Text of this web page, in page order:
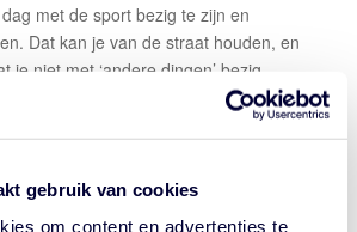
gebruik van cookies
om content en advertenties te
met de sport bezig te zijn en
Dat kan je van de straat houden, en
je niet met ‘andere dingen’ bezig
je véél waar je iets aan hebt in de